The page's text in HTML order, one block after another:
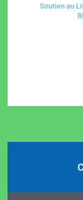
Soutien au